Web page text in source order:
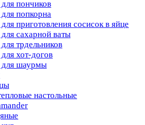
пончиков
попкорна
приготовления сосисок в яйце
сахарной ваты
трдельников
хот-догов
шаурмы
настольные